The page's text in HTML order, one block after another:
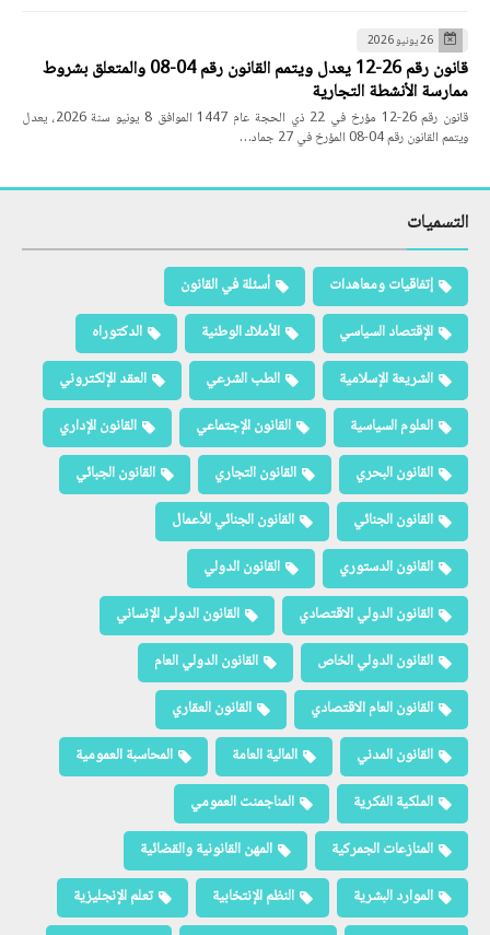
26 يونيو 2026
قانون رقم 26-12 يعدل ويتمم القانون رقم 04-08 والمتعلق بشروط
ممارسة الأنشطة التجارية
قانون رقم 26-12 مؤرخ في 22 ذي الحجة عام 1447 الموافق 8 يونيو سنة 2026، يعدل
ويتمم القانون رقم 04-08 المؤرخ في 27 جماد…
التسميات
إتفاقيات ومعاهدات
أسئلة في القانون
الإقتصاد السياسي
الأملاك الوطنية
الدكتوراه
الشريعة الإسلامية
الطب الشرعي
العقد الإلكتروني
العلوم السياسية
القانون الإجتماعي
القانون الإداري
القانون البحري
القانون التجاري
القانون الجبائي
القانون الجنائي
القانون الجنائي للأعمال
القانون الدستوري
القانون الدولي
القانون الدولي الاقتصادي
القانون الدولي الإنساني
القانون الدولي الخاص
القانون الدولي العام
القانون العام الاقتصادي
القانون العقاري
القانون المدني
المالية العامة
المحاسبة العمومية
الملكية الفكرية
المناجمنت العمومي
المنازعات الجمركية
المهن القانونية والقضائية
الموارد البشرية
النظم الإنتخابية
تعلم الإنجليزية